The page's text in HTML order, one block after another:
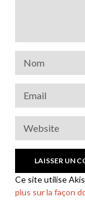
Ce site utilise
plus sur la façon